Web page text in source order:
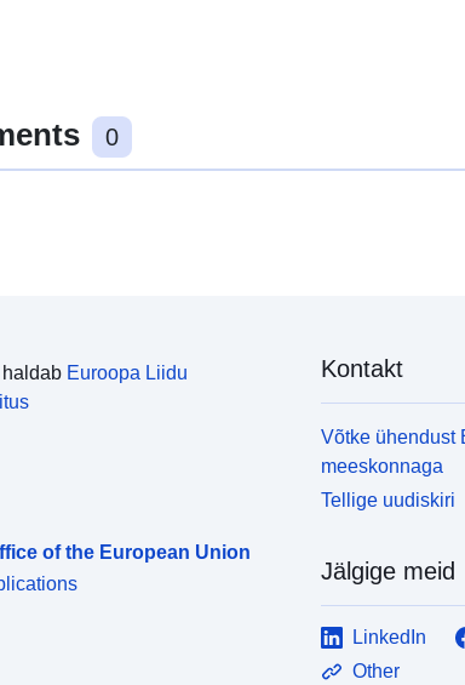
0
Euroopa Liidu
of the European Union
Kontakt
Võtke ühendust
meeskonnaga
Tellige uudiskiri
Jälgige meid
LinkedIn
Other